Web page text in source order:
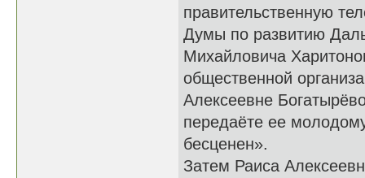
правительственную
Думы по развитию
Михайловича
общественной
Алексеевне
передаёте ее
бесценен».
Затем Раиса